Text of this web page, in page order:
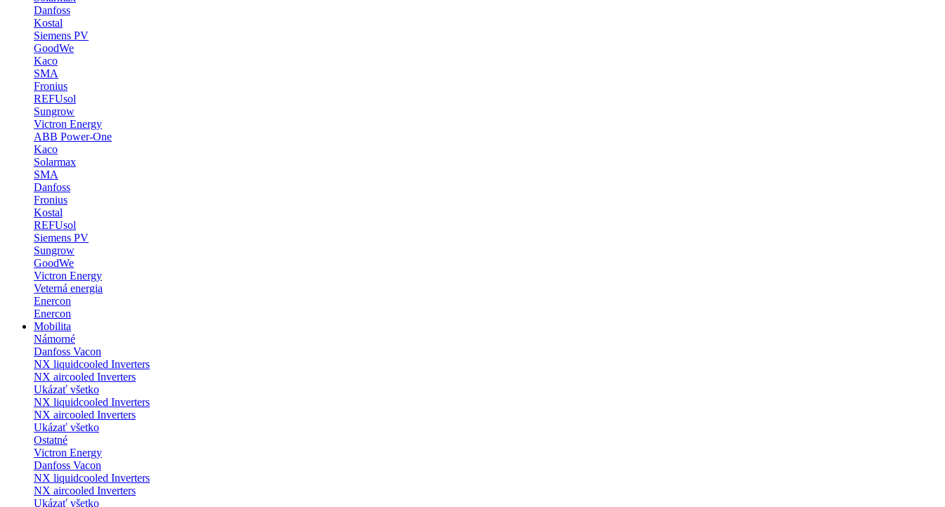
Danfoss
Kostal
Siemens PV
GoodWe
Kaco
SMA
Fronius
REFUsol
Sungrow
Victron Energy
ABB Power-One
Kaco
Solarmax
SMA
Danfoss
Fronius
Kostal
REFUsol
Siemens PV
Sungrow
GoodWe
Victron Energy
Veterná energia
Enercon
Enercon
Mobilita
Námorné
Danfoss Vacon
NX liquidcooled Inverters
NX aircooled Inverters
Ukázať všetko
NX liquidcooled Inverters
NX aircooled Inverters
Ukázať všetko
Ostatné
Victron Energy
Danfoss Vacon
NX liquidcooled Inverters
NX aircooled Inverters
Ukázať všetko